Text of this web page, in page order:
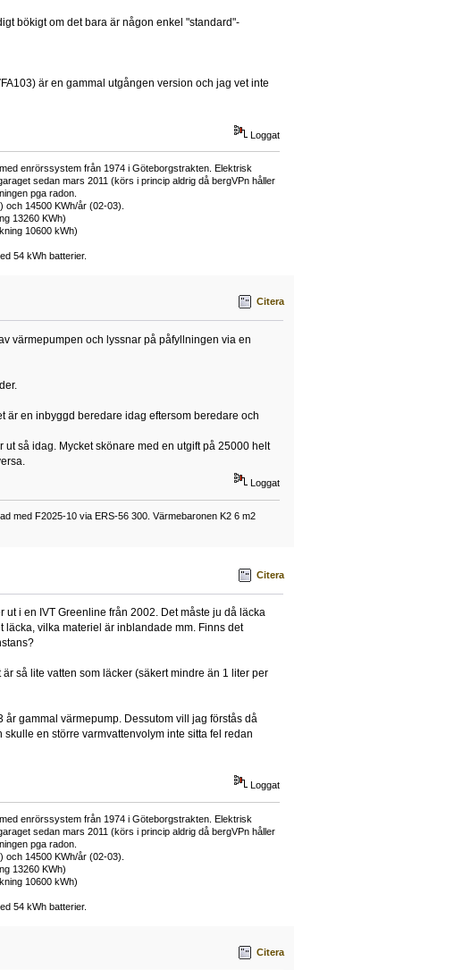
bökigt om det bara är någon enkel "standard"-
är en gammal utgången version och jag vet inte
Loggat
enrörssystem från 1974 i Göteborgstrakten. Elektrisk
sedan mars 2011 (körs i princip aldrig då bergVPn håller
pga radon.
14500 KWh/år (02-03).
13260 KWh)
10600 kWh)
54 kWh batterier.
Citera
värmepumpen och lyssnar på påfyllningen via en
är en inbyggd beredare idag eftersom beredare och
så idag. Mycket skönare med en utgift på 25000 helt
Loggat
med F2025-10 via ERS-56 300. Värmebaronen K2 6 m2
Citera
i en IVT Greenline från 2002. Det måste ju då läcka
vilka materiel är inblandade mm. Finns det
så lite vatten som läcker (säkert mindre än 1 liter per
gammal värmepump. Dessutom vill jag förstås då
en större varmvattenvolym inte sitta fel redan
Loggat
enrörssystem från 1974 i Göteborgstrakten. Elektrisk
sedan mars 2011 (körs i princip aldrig då bergVPn håller
pga radon.
14500 KWh/år (02-03).
13260 KWh)
10600 kWh)
54 kWh batterier.
Citera